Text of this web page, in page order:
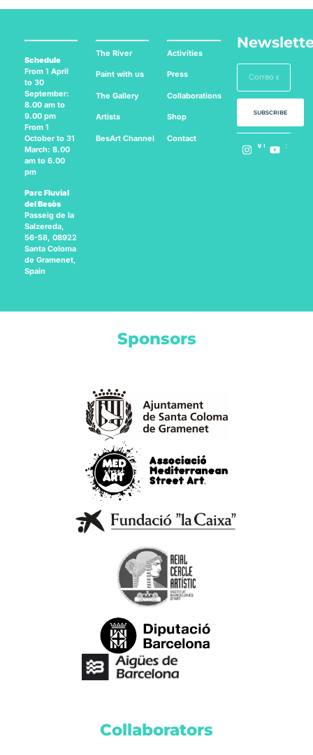
Schedule
From 1 April
to 30
September:
8.00 am to
9.00 pm
From 1
October to 31
March: 8.00
am to 6.00
pm
Parc Fluvial
del Besòs
Passeig de la
Salzereda,
56-58, 08922
Santa Coloma
de Gramenet,
Spain
The River
Paint with us
The Gallery
Artists
BesArt Channel
Activities
Press
Collaborations
Shop
Contact
SUBSCRIBE
Follow us on:
Sponsors
Collaborators